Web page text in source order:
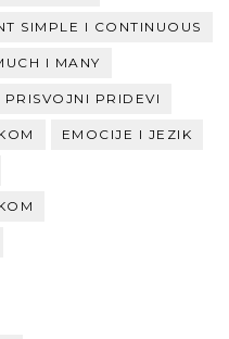
SIMPLE I CONTINUOUS
I MANY
PRISVOJNI PRIDEVI
EMOCIJE I JEZIK